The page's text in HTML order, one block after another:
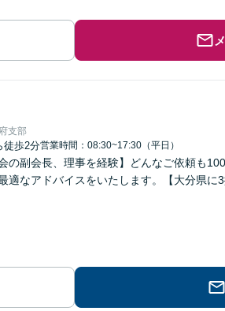
支部
徒歩2分営業時間：08:30~17:30（平日）
の副会長、理事を経験】どんなご依頼も
適なアドバイスをいたします。【大分県に